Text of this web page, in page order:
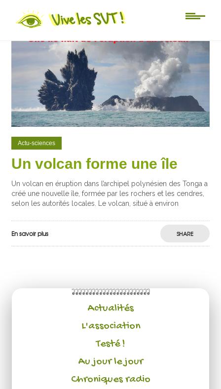
Actu-sciences
Un volcan forme une île
Un volcan en éruption dans l’archipel polynésien des Tonga a
créé une nouvelle île, formée par les rochers et les cendres,
selon les autorités locales. Le volcan, situé à environ
En savoir plus SHARE
Actualités
L'association
Testé !
Au jour le jour
Chroniques radio